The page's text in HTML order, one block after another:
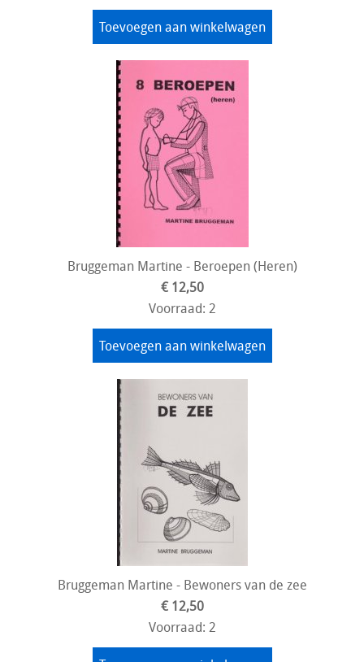
Toevoegen aan winkelwagen
Bruggeman Martine - Beroepen (Heren)
€ 12,50
Voorraad: 2
Toevoegen aan winkelwagen
Bruggeman Martine - Bewoners van de zee
€ 12,50
Voorraad: 2